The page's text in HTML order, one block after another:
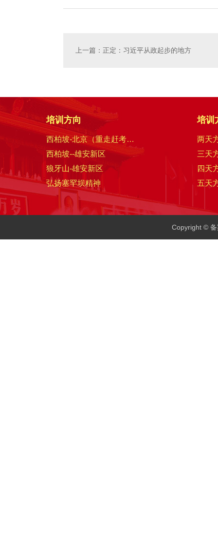
上一篇：正定：习近平从政起步的地方
培训方向
西柏坡-北京（重走赶考路）
西柏坡--雄安新区
狼牙山-雄安新区
弘扬塞罕坝精神
培训
两天
三天
四天
五天
Copyright ©